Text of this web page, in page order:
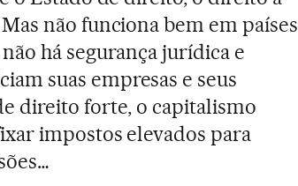
não funciona bem em países
há segurança jurídica e
suas empresas e seus
direito forte, o capitalismo
impostos elevados para